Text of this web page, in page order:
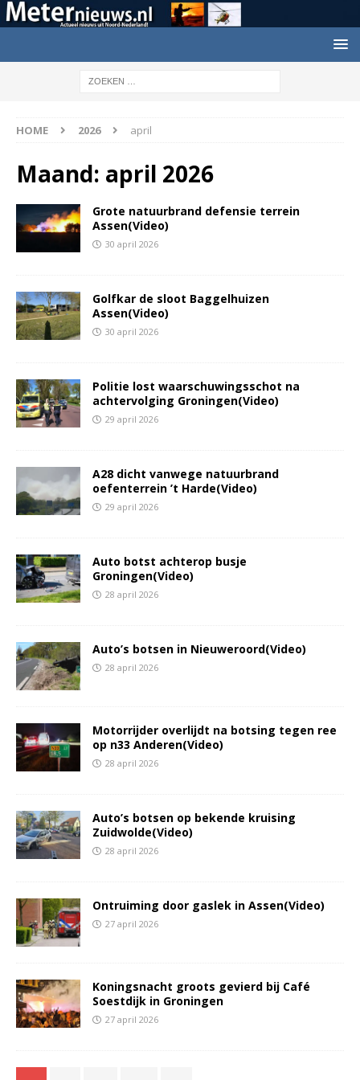
HOME 2026 april
Maand: april 2026
Grote natuurbrand defensie terrein
Assen(Video)
30 april 2026
Golfkar de sloot Baggelhuizen
Assen(Video)
30 april 2026
Politie lost waarschuwingsschot na
achtervolging Groningen(Video)
29 april 2026
A28 dicht vanwege natuurbrand
oefenterrein ’t Harde(Video)
29 april 2026
Auto botst achterop busje
Groningen(Video)
28 april 2026
Auto’s botsen in Nieuweroord(Video)
28 april 2026
Motorrijder overlijdt na botsing tegen ree
op n33 Anderen(Video)
28 april 2026
Auto’s botsen op bekende kruising
Zuidwolde(Video)
28 april 2026
Ontruiming door gaslek in Assen(Video)
27 april 2026
Koningsnacht groots gevierd bij Café
Soestdijk in Groningen
27 april 2026